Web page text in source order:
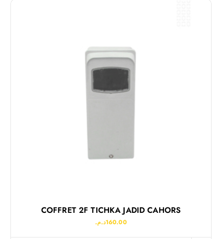
COFFRET 2F TICHKA JADID CAHORS
160.00د.م.